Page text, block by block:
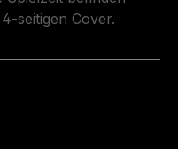
seitigen Cover.